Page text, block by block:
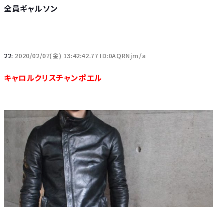
全員ギャルソン
22: 2020/02/07(金) 13:42:42.77 ID:0AQRNjm/a
キャロルクリスチャンポエル